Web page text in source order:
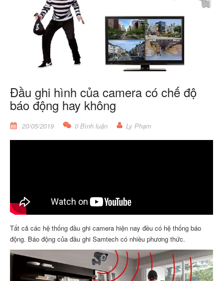
Đầu ghi hình của camera có chế độ
báo động hay không
20/05/2019 0 Bình luận Ly Phạm
Tất cả các hệ thống đầu ghi camera hiện nay đều có hệ thống báo
động. Báo động của đầu ghi Samtech có nhiều phương thức.